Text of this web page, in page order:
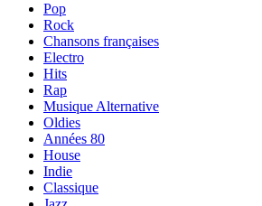
Pop
Rock
Chansons françaises
Electro
Hits
Rap
Musique Alternative
Oldies
Années 80
House
Indie
Classique